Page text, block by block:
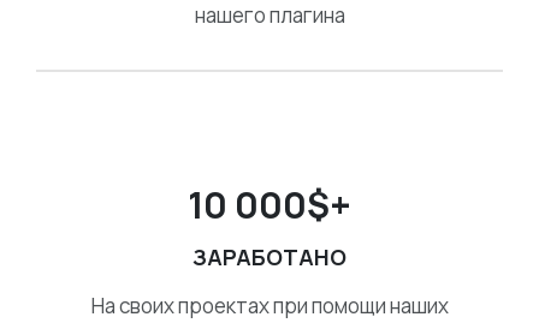
нашего плагина
10 000$+
ЗАРАБОТАНО
На своих проектах при помощи наших